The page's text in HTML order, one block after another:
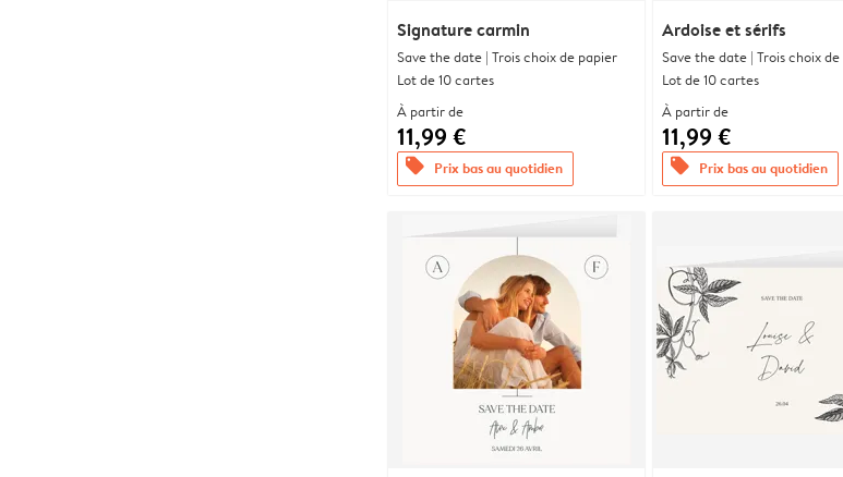
Signature carmin
Save the date | Trois choix de papier
Lot de 10 cartes
À partir de
11,99 €
offers Prix bas au quotidien
Ardoise et sérifs
Save the date | Trois choix
Lot de 10 cartes
À partir de
11,99 €
offers Prix bas au quotidien